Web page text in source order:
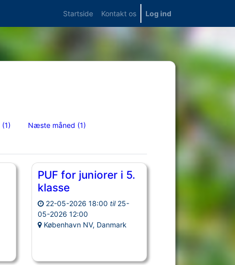
Startside Kontakt os Log ind
(1) Næste måned (1)
PUF for juniorer i 5.
klasse
22-05-2026 18:00 til 25-
05-2026 12:00
København NV, Danmark